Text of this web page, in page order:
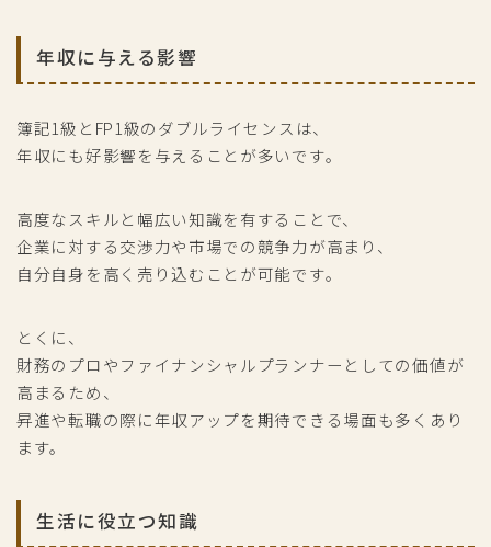
年収に与える影響
簿記1級とFP1級のダブルライセンスは、
年収にも好影響を与えることが多いです。
高度なスキルと幅広い知識を有することで、
企業に対する交渉力や市場での競争力が高まり、
自分自身を高く売り込むことが可能です。
とくに、
財務のプロやファイナンシャルプランナーとしての価値が
高まるため、
昇進や転職の際に年収アップを期待できる場面も多くあり
ます。
生活に役立つ知識